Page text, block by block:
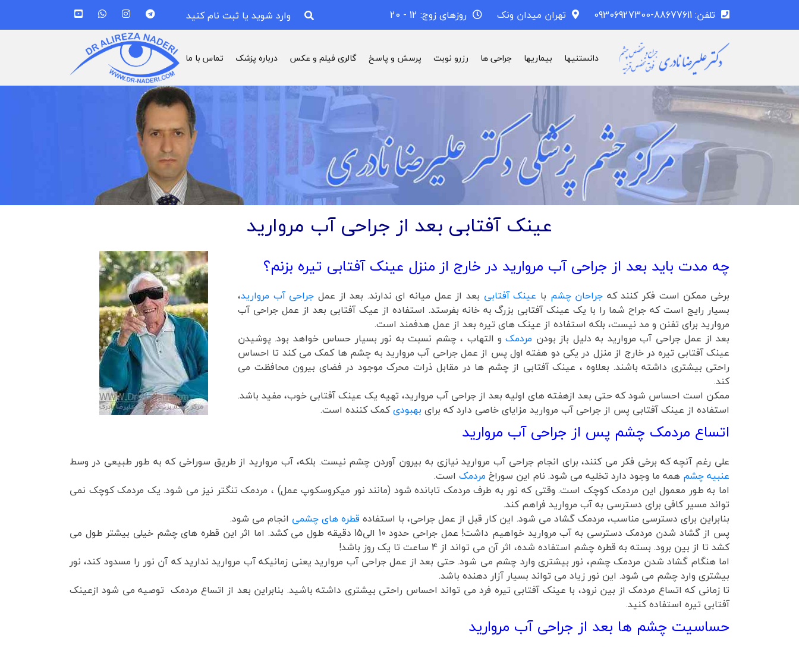
تلفن: 88677611-09306927300 تهران میدان ونک روزهای زوج: 12 - 20 وارد شوید یا ثبت نام کنید
دانستنیها بیماریها جراحی ها رزرو نوبت پرسش و پاسخ گالری فیلم و عکس درباره پزشک تماس با ما
عینک آفتابی بعد از جراحی آب مروارید
چه مدت باید بعد از جراحی آب مروارید در خارج از منزل عینک آفتابی تیره بزنم؟
برخی ممکن است فکر کنند که جراحان چشم با عینک آفتابی بعد از عمل میانه ای ندارند. بعد از عمل جراحی آب مروارید،
بسیار رایج است که جراح شما را با یک عینک آفتابی بزرگ به خانه بفرستد. استفاده از عیک آفتابی بعد از عمل جراحی آب
مروارید برای تفنن و مد نیست، بلکه استفاده از عینک های تیره بعد از عمل هدفمند است.
بعد از عمل جراحی آب مروارید به دلیل باز بودن مردمکو التهاب ، چشم نسبت به نور بسیار حساس خواهد بود. پوشیدن
عینک آفتابی تیره در خارج از منزل در یکی دو هفته اول پس از عمل جراحی آب مروارید به چشم ها کمک می کند تا احساس
راحتی بیشتری داشته باشند. بعلاوه ، عینک آفتابی از چشم ها در مقابل ذرات محرک موجود در فضای بیرون محافظت می
کند.
ممکن است احساس شود که حتی بعد ازهفته های اولیه بعد از جراحی آب مروارید، تهیه یک عینک آفتابی خوب، مفید باشد.
استفاده از عینک آفتابی پس از جراحی آب مروارید مزایای خاصی دارد که برای بهبودیکمک کننده است.
اتساع مردمک چشم پس از جراحی آب مروارید
علی رغم آنچه که برخی فکر می کنند، برای انجام جراحی آب مروارید نیازی به بیرون آوردن چشم نیست. بلکه، آب مروارید از طریق سوراخی که به طور طبیعی در وسط
عنبیه چشم همه ما وجود دارد تخلیه می شود. نام این سوراخ مردمک است.
اما به طور معمول این مردمک کوچک است. وقتی که نور به طرف مردمک تابانده شود (مانند نور میکروسکوپ عمل) ، مردمک تنگتر نیز می شود. یک مردمک کوچک نمی
تواند مسیر کافی برای دسترسی به آب مروارید فراهم کند.
بنابراین برای دسترسی مناسب، مردمک گشاد می شود. این کار قبل از عمل جراحی، با استفاده قطره های چشمی انجام می شود.
پس از گشاد شدن مردمک دسترسی به آب مروارید خواهیم داشت! عمل جراحی حدود 10 الی15 دقیقه طول می کشد. اما اثر این قطره های چشم خیلی بیشتر طول می
کشد تا از بین برود. بسته به قطره چشم استفاده شده، اثر آن می تواند از 4 ساعت تا یک روز باشد!
اما هنگام گشاد شدن مردمک چشم، نور بیشتری وارد چشم می شود. حتی بعد از عمل جراحی آب مروارید یعنی زمانیکه آب مروارید ندارید که آن نور را مسدود کند، نور
بیشتری وارد چشم می شود. این نور زیاد می تواند بسیار آزار دهنده باشد.
تا زمانی که اتساع مردمک از بین نرود، با عینک آفتابی تیره فرد می تواند احساس راحتی بیشتری داشته باشید. بنابراین بعد از اتساع مردمک توصیه می شود ازعینک
آفتابی تیره استفاده کنید.
حساسیت چشم ها بعد از جراحی آب مروارید